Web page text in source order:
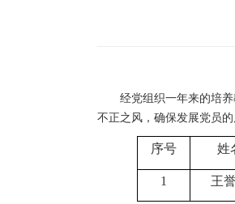
经党组织一年来的培
不正之风，确保发展党员
序号 姓
1 王